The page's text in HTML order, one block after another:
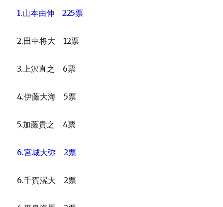
1.山本由伸 225票
2.田中将大 12票
3.上沢直之 6票
4.伊藤大海 5票
5.加藤貴之 4票
6.宮城大弥 2票
6.千賀滉大 2票